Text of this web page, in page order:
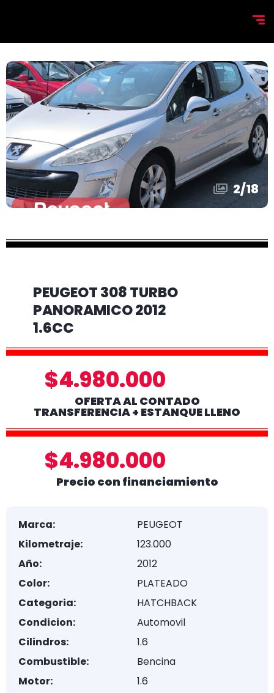
2/18
PEUGEOT 308 TURBO
PANORAMICO 2012
1.6CC
$4.980.000
OFERTA AL CONTADO
TRANSFERENCIA + ESTANQUE LLENO
$4.980.000
Precio con financiamiento
Marca:
PEUGEOT
Kilometraje:
123.000
Año:
2012
Color:
PLATEADO
Categoria:
HATCHBACK
Condicion:
Automovil
Cilindros:
1.6
Combustible:
Bencina
Motor:
1.6